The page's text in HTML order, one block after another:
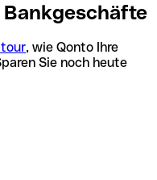
Bankgeschäfte
, wie Qonto Ihre
Sie noch heute